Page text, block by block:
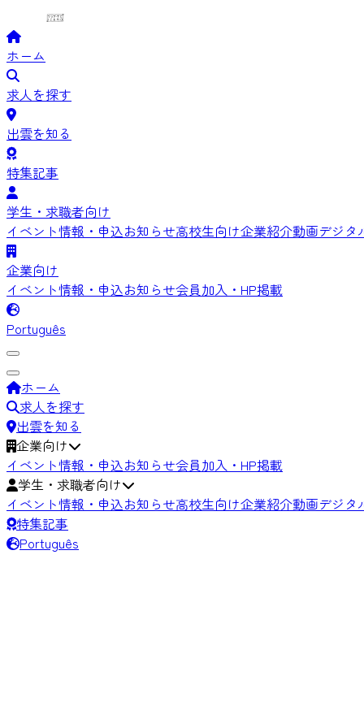
ホーム
求人を探す
出雲を知る
特集記事
学生・求職者向け
イベント情報・申込お知らせ高校生向け企業紹介動画デジタ
企業向け
イベント情報・申込お知らせ会員加入・HP掲載
Português
ホーム
求人を探す
出雲を知る
企業向け
イベント情報・申込お知らせ会員加入・HP掲載
学生・求職者向け
イベント情報・申込お知らせ高校生向け企業紹介動画デジタ
特集記事
Português